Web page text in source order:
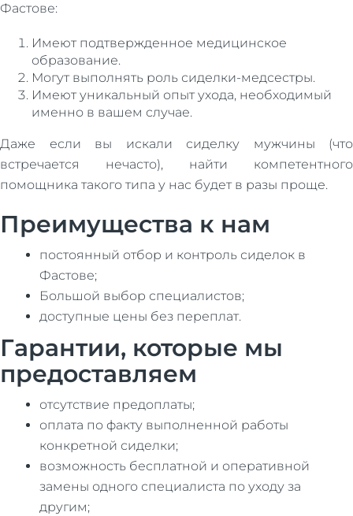
Фастове:
Имеют подтвержденное медицинское
образование.
Могут выполнять роль сиделки-медсестры.
Имеют уникальный опыт ухода, необходимый
именно в вашем случае.
Даже если вы искали сиделку мужчины (что
встречается нечасто), найти компетентного
помощника такого типа у нас будет в разы проще.
Преимущества к нам
постоянный отбор и контроль сиделок в
Фастове;
Большой выбор специалистов;
доступные цены без переплат.
Гарантии, которые мы
предоставляем
отсутствие предоплаты;
оплата по факту выполненной работы
конкретной сиделки;
возможность бесплатной и оперативной
замены одного специалиста по уходу за
другим;